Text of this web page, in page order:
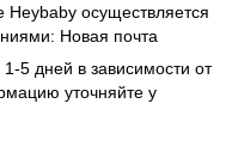
Heybaby осуществляется
Новая почта
5 дней в зависимости от
уточняйте у